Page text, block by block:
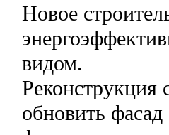
Новое
видом.
Реконструкция
обновить фасад